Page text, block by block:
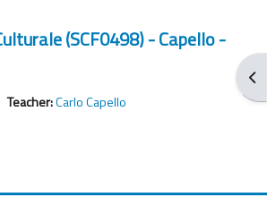
(SCF0498) - Capello -
Teacher:Carlo Capello